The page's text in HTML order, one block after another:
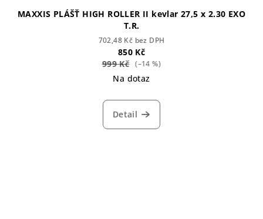
MAXXIS PLÁŠŤ HIGH ROLLER II kevlar 27,5 x 2.30 EXO
T.R.
702,48 Kč bez DPH
850 Kč
999 Kč (–14 %)
Na dotaz
Detail